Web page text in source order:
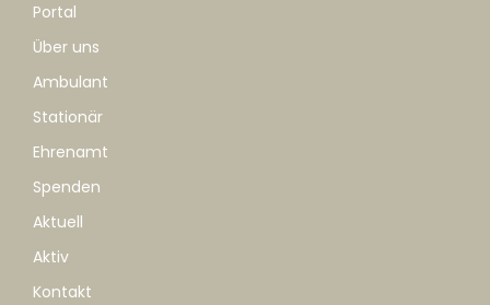
Portal
Über uns
Ambulant
Stationär
Ehrenamt
Spenden
Aktuell
Aktiv
Kontakt